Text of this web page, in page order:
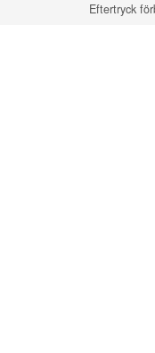
Eftertryck